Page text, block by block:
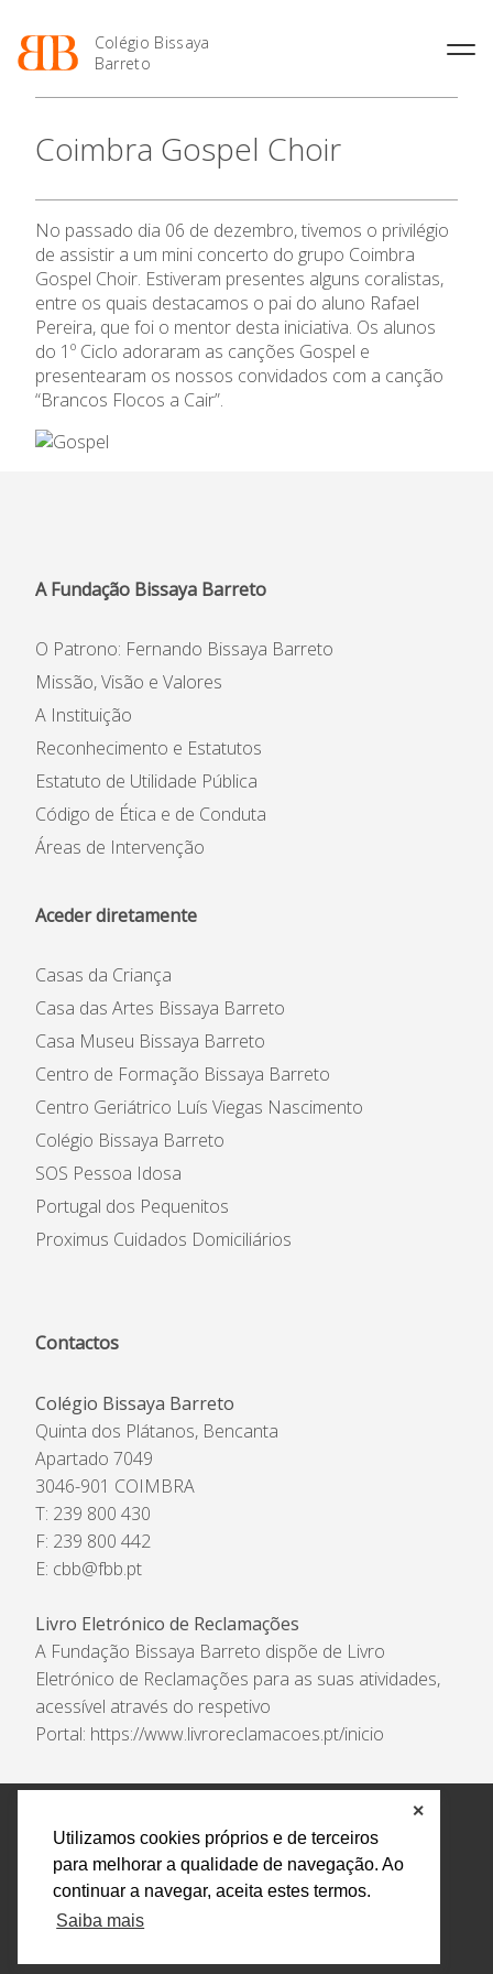
Utilizamos cookies próprios e de terceiros
para melhorar a qualidade de navegação. Ao
continuar a navegar, aceita estes termos.
Saiba mais
✕
Colégio Bissaya
Barreto
O Colégio
Projeto Educativo
Colaboradores Docentes
Colaboradores Não
Docentes
Instalações
Ofertas de emprego
Regulamentos
Jornal “O Coreto”
Privacidade
Oferta Formativa
Enriquecimento Curricular
Serviços
Sala de Estudo
Atividades de Interrupção
Letiva
Academia de LínguasEnsino Profissional
Profissionais
Curso de Técnico de
Termalismo
Curso de Técnico/a de Apoio
à Família e à Comunidade
Ofertas de Emprego
Ano Letivo
2027
Portal do Aluno/Encarregado
de Educação
Secretariado de Exames
Coimbra Gospel Choir
No passado dia 06 de dezembro, tivemos o privilégio
de assistir a um mini concerto do grupo Coimbra
Gospel Choir. Estiveram presentes alguns coralistas,
entre os quais destacamos o pai do aluno Rafael
Pereira, que foi o mentor desta iniciativa. Os alunos
do 1º Ciclo adoraram as canções Gospel e
presentearam os nossos convidados com a canção
“Brancos Flocos a Cair”.
A Fundação Bissaya Barreto
O Patrono: Fernando Bissaya Barreto
Missão, Visão e Valores
A Instituição
Reconhecimento e Estatutos
Estatuto de Utilidade Pública
Código de Ética e de Conduta
Áreas de Intervenção
Aceder diretamente
Casas da Criança
Casa das Artes Bissaya Barreto
Casa Museu Bissaya Barreto
Centro de Formação Bissaya Barreto
Centro Geriátrico Luís Viegas Nascimento
Colégio Bissaya Barreto
SOS Pessoa Idosa
Portugal dos Pequenitos
Proximus Cuidados Domiciliários
Contactos
Colégio Bissaya Barreto
Quinta dos Plátanos, Bencanta
Apartado 7049
3046-901 COIMBRA
T: 239 800 430
F: 239 800 442
E: cbb@fbb.pt
Livro Eletrónico de Reclamações
A Fundação Bissaya Barreto dispõe de Livro
Eletrónico de Reclamações para as suas atividades,
acessível através do respetivo
Portal: https://www.livroreclamacoes.pt/inicio
Política de Privacidade e Tratamento de Dados
Encarregado de Proteção de Dados
Livro Eletrónico
de Reclamações
Canal de Denúncias
Todos os direitos reservados Design by AM. Developed by